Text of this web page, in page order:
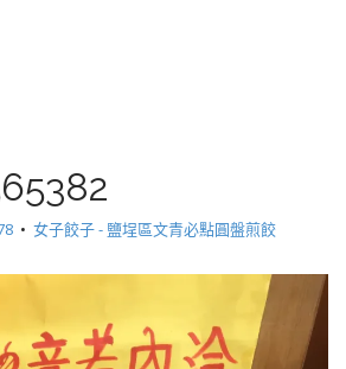
• 女子餃子 - 鹽埕區文青必點圓盤煎餃